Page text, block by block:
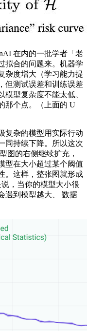
在内的一批学者「老
拟合的问题来。机器学
杂度增大（学习能力提
但测试误差和训练误差
型复杂度不能太低、
那个点。（上面的 U
杂的模型用实际行动
同持续下降。所以这次
图的右侧继续扩充，
型在大小超过某个阈值
。这样，整张图就形成
，当你的模型大小很
遇到模型越大、 数据